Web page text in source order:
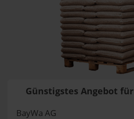
Günstigstes Angebot für
BayWa AG